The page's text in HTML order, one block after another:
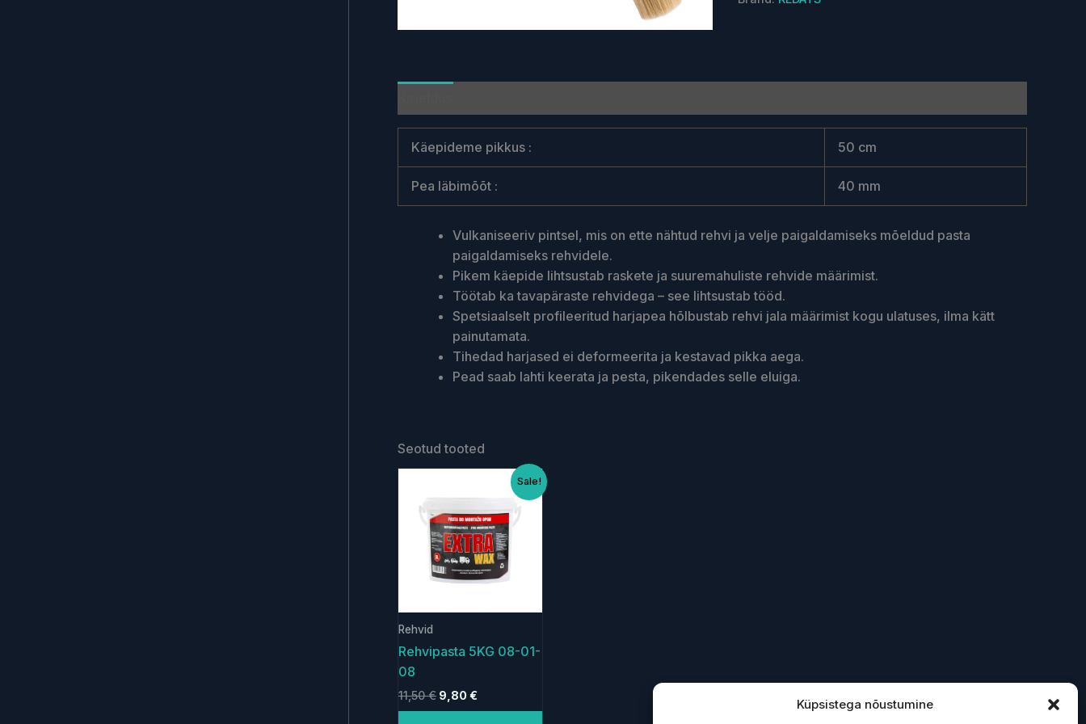
Küpsistega nõustumine
Käepideme pikkus : 50 cm
Pea läbimõõt : 40 mm
Vulkaniseeriv pintsel, mis on ette nähtud rehvi ja velje paigaldamiseks mõeldud pasta
paigaldamiseks rehvidele.
Pikem käepide lihtsustab raskete ja suuremahuliste rehvide määrimist.
Töötab ka tavapäraste rehvidega – see lihtsustab tööd.
Spetsiaalselt profileeritud harjapea hõlbustab rehvi jala määrimist kogu ulatuses, ilma kätt
painutamata.
Tihedad harjased ei deformeerita ja kestavad pikka aega.
Pead saab lahti keerata ja pesta, pikendades selle eluiga.
Seotud tooted
Sale!
Rehvid
Rehvipasta 5KG 08-01-
08
11,50€
11,50 €.
9,80€
Current
9,80 €.